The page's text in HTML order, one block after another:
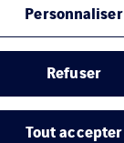
Personnaliser
Refuser
Tout accepter